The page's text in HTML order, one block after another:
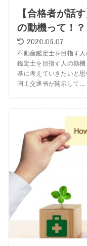
【合格者が話
の動機って！？
2020.05.07
不動産鑑定士を目指す
鑑定士を目指す人の動
基に考えていきたいと
国土交通省が開示して...